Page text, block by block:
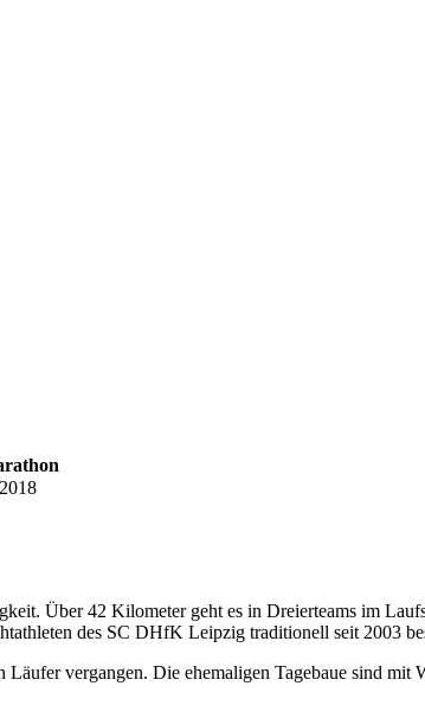
Über 42 Kilometer geht es in Dreierteams im
des SC DHfK Leipzig traditionell seit 2003
vergangen. Die ehemaligen Tagebaue sind